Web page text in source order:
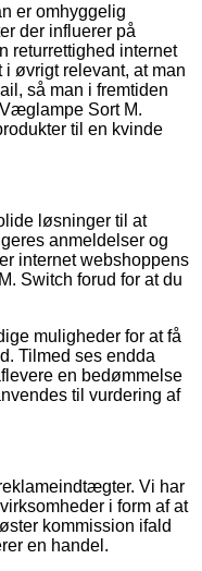
er omhyggelig
der influerer på
returrettighed internet
øvrigt relevant, at man
så man i fremtiden
Sort M.
til en kvinde
løsninger til at
anmeldelser og
internet webshoppens
Switch forud for at du
muligheder for at få
Tilmed ses endda
en bedømmelse
til vurdering af
Vi har
i form af at
kommission ifald
en handel.